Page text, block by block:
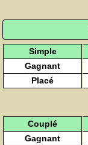
Simple
Gagnant
Placé
Couplé
Gagnant